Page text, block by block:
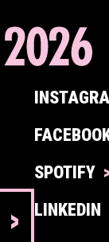
SPOTIFY
LINKEDIN